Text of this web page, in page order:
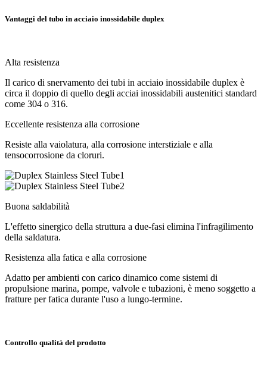
Vantaggi del tubo in acciaio inossidabile duplex
Alta resistenza
Il carico di snervamento dei tubi in acciaio inossidabile duplex è
circa il doppio di quello degli acciai inossidabili austenitici standard
come 304 o 316.
Eccellente resistenza alla corrosione
Resiste alla vaiolatura, alla corrosione interstiziale e alla
tensocorrosione da cloruri.
Buona saldabilità
L'effetto sinergico della struttura a due-fasi elimina l'infragilimento
della saldatura.
Resistenza alla fatica e alla corrosione
Adatto per ambienti con carico dinamico come sistemi di
propulsione marina, pompe, valvole e tubazioni, è meno soggetto a
fratture per fatica durante l'uso a lungo-termine.
Controllo qualità del prodotto